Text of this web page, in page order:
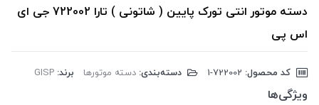
دسته موتور انتی تورک پایین ( شاتونی ) تارا 722002 جی ای
اس پی
کد محصول: دسته‌بندی: دسته موتورها برند: GISP
ویژگی‌ها